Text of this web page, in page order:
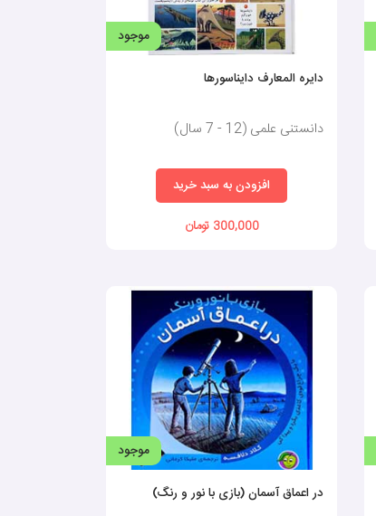
موجود
دایره المعارف دایناسورها
دانستنی علمی (12 - 7 سال)
افزودن به سبد خرید
300,000 تومان
موجود
در اعماق آسمان (بازی با نور و رنگ)